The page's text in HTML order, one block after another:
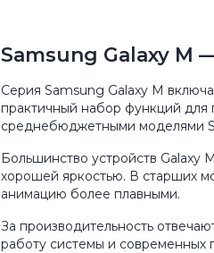
Samsung Galaxy
Серия Samsung Galaxy M
практичный набор функций
среднебюджетными моделями
Большинство устройств
хорошей яркостью. В старших
анимацию более плавными.
За производительность
работу системы и